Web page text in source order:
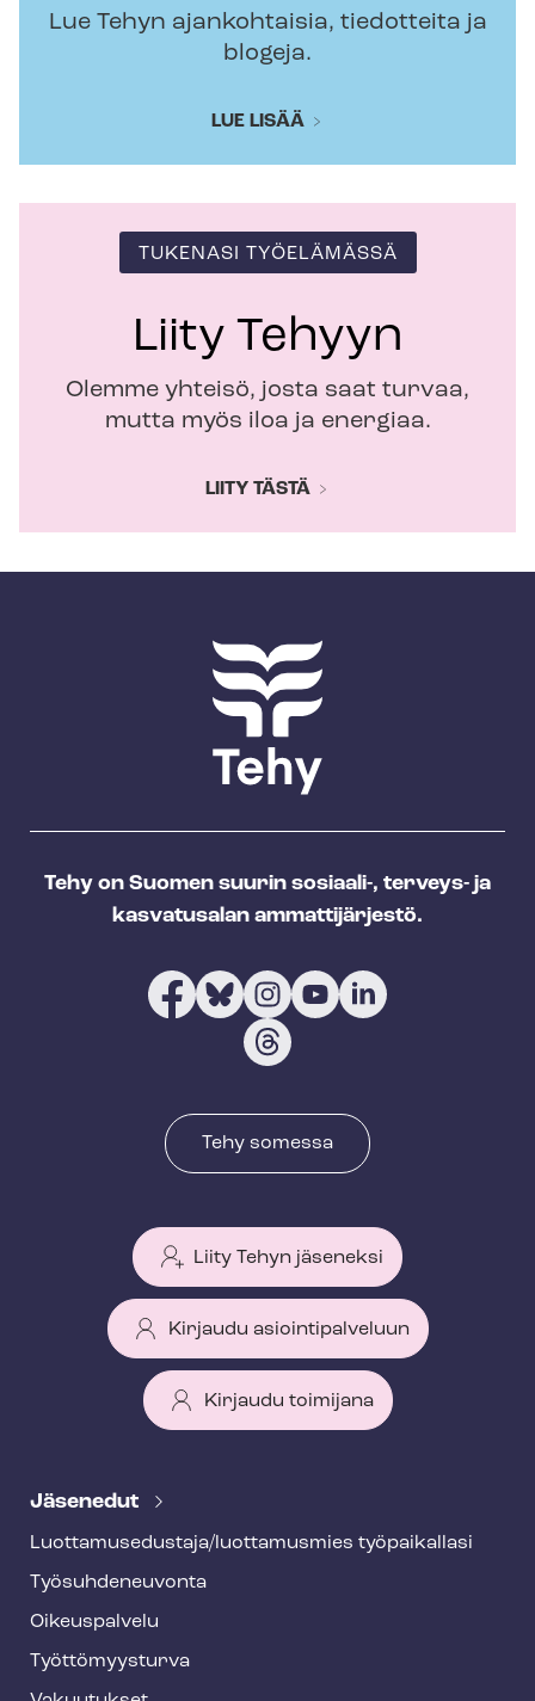
Lue Tehyn ajankohtaisia, tiedotteita ja
blogeja.
LUE LISÄÄ
TUKENASI TYÖELÄMÄSSÄ
Liity Tehyyn
Olemme yhteisö, josta saat turvaa,
mutta myös iloa ja energiaa.
LIITY TÄSTÄ
Tehy on Suomen suurin sosiaali-, terveys- ja
kasvatusalan ammattijärjestö.
Tehy somessa
Liity Tehyn jäseneksi
Kirjaudu asiointipalveluun
Kirjaudu toimijana
e
f
o
o
t
Jäsenedut
Luot­ta­muse­dus­ta­ja/luottamusmies työpaikallasi
Työ­suh­de­neu­von­ta
Oikeuspalvelu
Työt­tö­myys­tur­va